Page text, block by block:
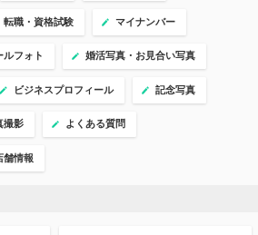
転職・資格試験 マイナンバー
ルフォト 婚活写真・お見合い写真
ビジネスプロフィール 記念写真
撮影 よくある質問
舗情報